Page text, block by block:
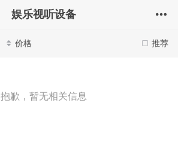
娱乐视听设备
推荐
价格
抱歉，暂无相关信息